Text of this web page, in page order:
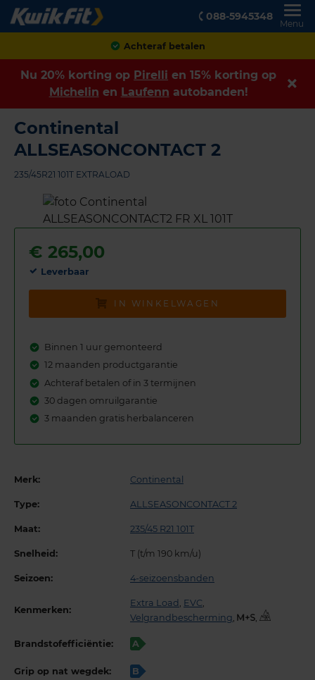
088-5945348
Menu
Achteraf betalen
Nu 20% korting op Pirelli en 15% korting op
Michelin en Laufenn autobanden!
Continental
ALLSEASONCONTACT 2
235/45R21 101T EXTRALOAD
€ 265,00
Leverbaar
IN WINKELWAGEN
Binnen 1 uur gemonteerd
12 maanden productgarantie
Achteraf betalen of in 3 termijnen
30 dagen omruilgarantie
3 maanden gratis herbalanceren
Merk: Continental
Type: ALLSEASONCONTACT 2
Maat: 235/45 R21 101T
Snelheid: T (t/m 190 km/u)
Seizoen: 4-seizoensbanden
Kenmerken:
Extra Load EVC
Velgrandbescherming
,
Brandstofefficiëntie: A
Grip op nat wegdek: B